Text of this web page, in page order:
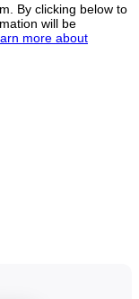
By clicking below to
will be
more about